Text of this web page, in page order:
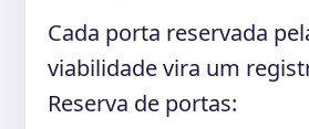
Cada porta reservada
viabilidade vira um
Reserva de portas: